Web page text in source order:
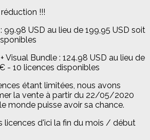
!!!
99.98 USD au lieu de 199,95 USD soit
Visual Bundle : 124.98 USD au lieu de
- 10 licences disponibles
étant limitées, nous avons
la vente à partir du 22/05/2020
monde puisse avoir sa chance.
licences d'ici la fin du mois / début